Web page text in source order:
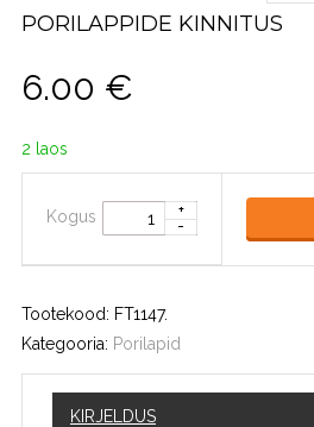
PORILAPPIDE KINNITUS
6.00 €
2 laos
Kogus
Tootekood: FT1147.
Kategooria: Porilapid
KIRJELDUS